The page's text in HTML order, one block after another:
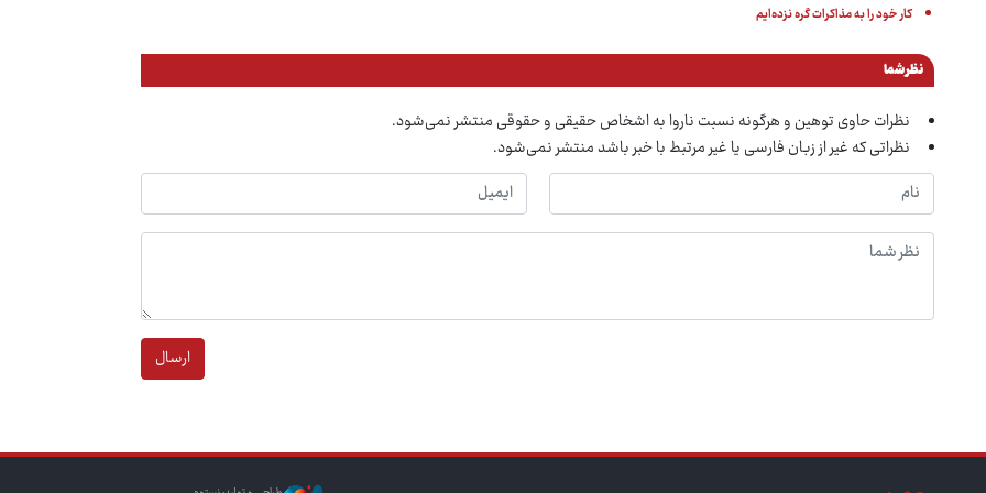
کار خود را به مذاکرات گره نزده‌ایم
نظر شما
نظرات حاوی توهین و هرگونه نسبت ناروا به اشخاص حقیقی و حقوقی منتشر نمی‌شود.
نظراتی که غیر از زبان فارسی یا غیر مرتبط با خبر باشد منتشر نمی‌شود.
ارسال